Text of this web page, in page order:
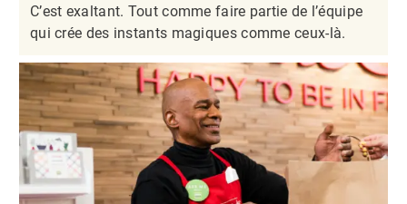
C’est exaltant. Tout comme faire partie de l’équipe
qui crée des instants magiques comme ceux-là.​​​​​​​